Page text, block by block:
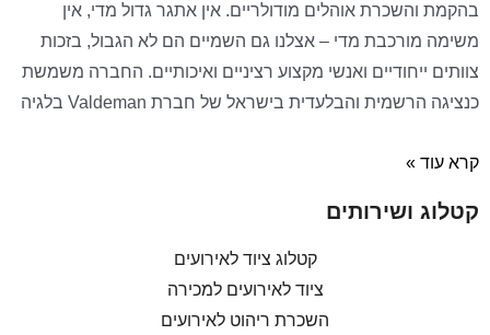
בהקמת והשכרת אוהלים מודולריים. אין אתגר גדול מדי, אין
משימה מורכבת מדי – אצלנו גם השמיים הם לא הגבול, בזכות
צוותים ייחודיים ואנשי מקצוע רציניים ואיכותיים. החברה משמשת
כנציגה הרשמית והבלעדית בישראל של חברת Valdeman בלגיה
קרא עוד »
קטלוג ושירותים
קטלוג ציוד לאירועים
ציוד לאירועים למכירה
השכרת ריהוט לאירועים